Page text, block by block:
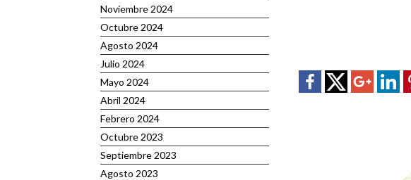
Noviembre 2024
Octubre 2024
Agosto 2024
Julio 2024
Mayo 2024
Abril 2024
Febrero 2024
Octubre 2023
Septiembre 2023
Agosto 2023